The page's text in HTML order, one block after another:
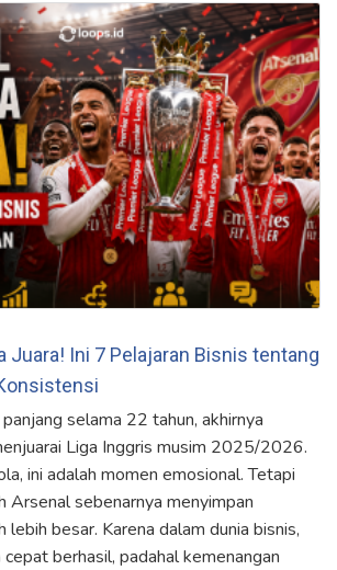
Juara! Ini 7 Pelajaran Bisnis tentang
selama 22 tahun, akhirnya
Liga Inggris musim 2025/2026.
ini adalah momen emosional. Tetapi
Arsenal sebenarnya menyimpan
lebih besar. Karena dalam dunia bisnis,
berhasil, padahal kemenangan